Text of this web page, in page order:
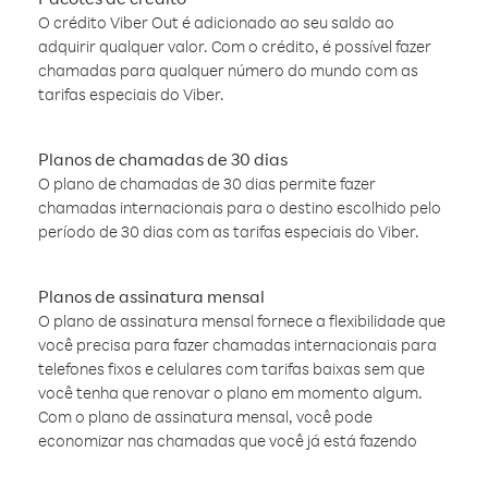
O crédito Viber Out é adicionado ao seu saldo ao
adquirir qualquer valor. Com o crédito, é possível fazer
chamadas para qualquer número do mundo com as
tarifas especiais do Viber.
Planos de chamadas de 30 dias
O plano de chamadas de 30 dias permite fazer
chamadas internacionais para o destino escolhido pelo
período de 30 dias com as tarifas especiais do Viber.
Planos de assinatura mensal
O plano de assinatura mensal fornece a flexibilidade que
você precisa para fazer chamadas internacionais para
telefones fixos e celulares com tarifas baixas sem que
você tenha que renovar o plano em momento algum.
Com o plano de assinatura mensal, você pode
economizar nas chamadas que você já está fazendo